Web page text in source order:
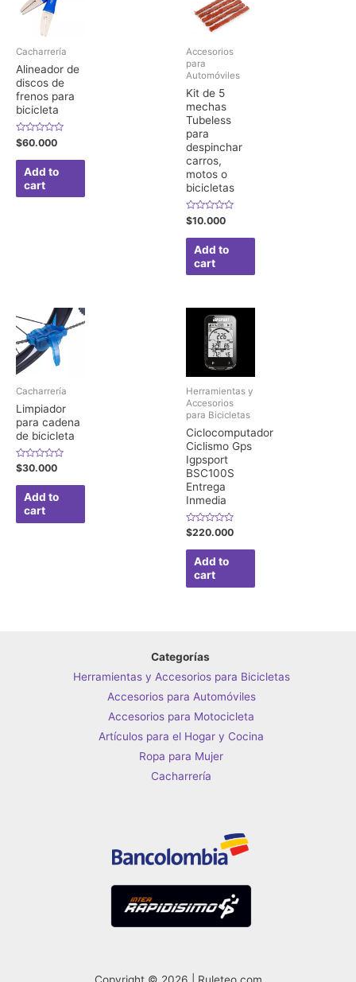
Cacharrería
Alineador de
discos de
frenos para
bicicleta
Rated
0
out
$60.000
Add to
cart
Accesorios
para
Automóviles
Kit de 5
mechas
Tubeless
para
despinchar
carros,
motos o
bicicletas
Rated
0
out
$10.000
Add to
cart
Cacharrería
Limpiador
para cadena
de bicicleta
Rated
0
out
$30.000
Add to
cart
Herramientas y
Accesorios
para Bicicletas
Ciclocomputador
Ciclismo Gps
Igpsport
BSC100S
Entrega
Inmedia
Rated
0
out
$220.000
Add to
cart
Categorías
Herramientas y Accesorios para Bicicletas
Accesorios para Automóviles
Accesorios para Motocicleta
Artículos para el Hogar y Cocina
Ropa para Mujer
Cacharrería
Copyright © 2026 | Ruleteo.com